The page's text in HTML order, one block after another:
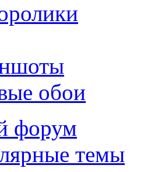
обои
форум
темы